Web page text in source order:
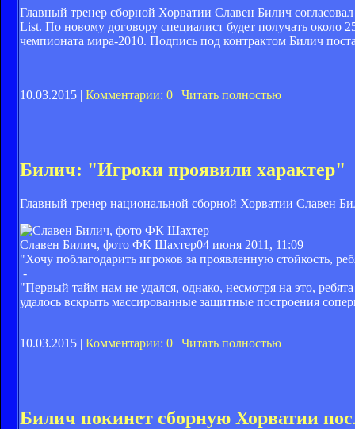
Главный тренер сборной Хорватии Славен Билич
List. По новому договору специалист будет получать около
чемпионата мира-2010. Подпись под контрактом Билич
10.03.2015 | Комментарии: 0 | Читать полностью
Билич: "Игроки проявили характер"
Главный тренер национальной сборной Хорватии Славен
Славен Билич, фото ФК Шахтер04 июня 2011, 11:09
"Хочу поблагодарить игроков за проявленную стойкость,
-
"Первый тайм нам не удался, однако, несмотря на это,
удалось вскрыть массированные защитные построения
10.03.2015 | Комментарии: 0 | Читать полностью
Билич покинет сборную Хорватии